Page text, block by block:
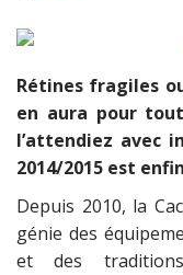
Rétines fragiles
en aura pour
l’attendiez avec
2014/2015 est
Depuis 2010, la
génie des
et des